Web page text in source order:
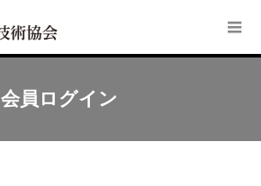
会員ログイン